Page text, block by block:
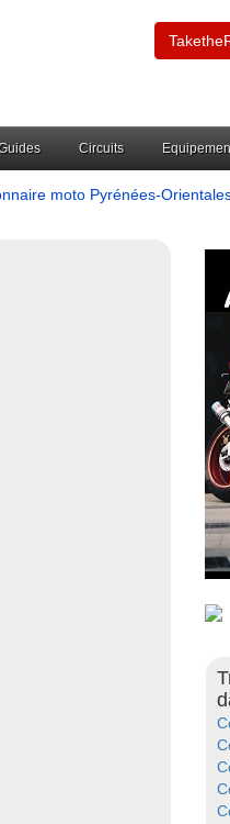
Circuits
moto Pyrénées-